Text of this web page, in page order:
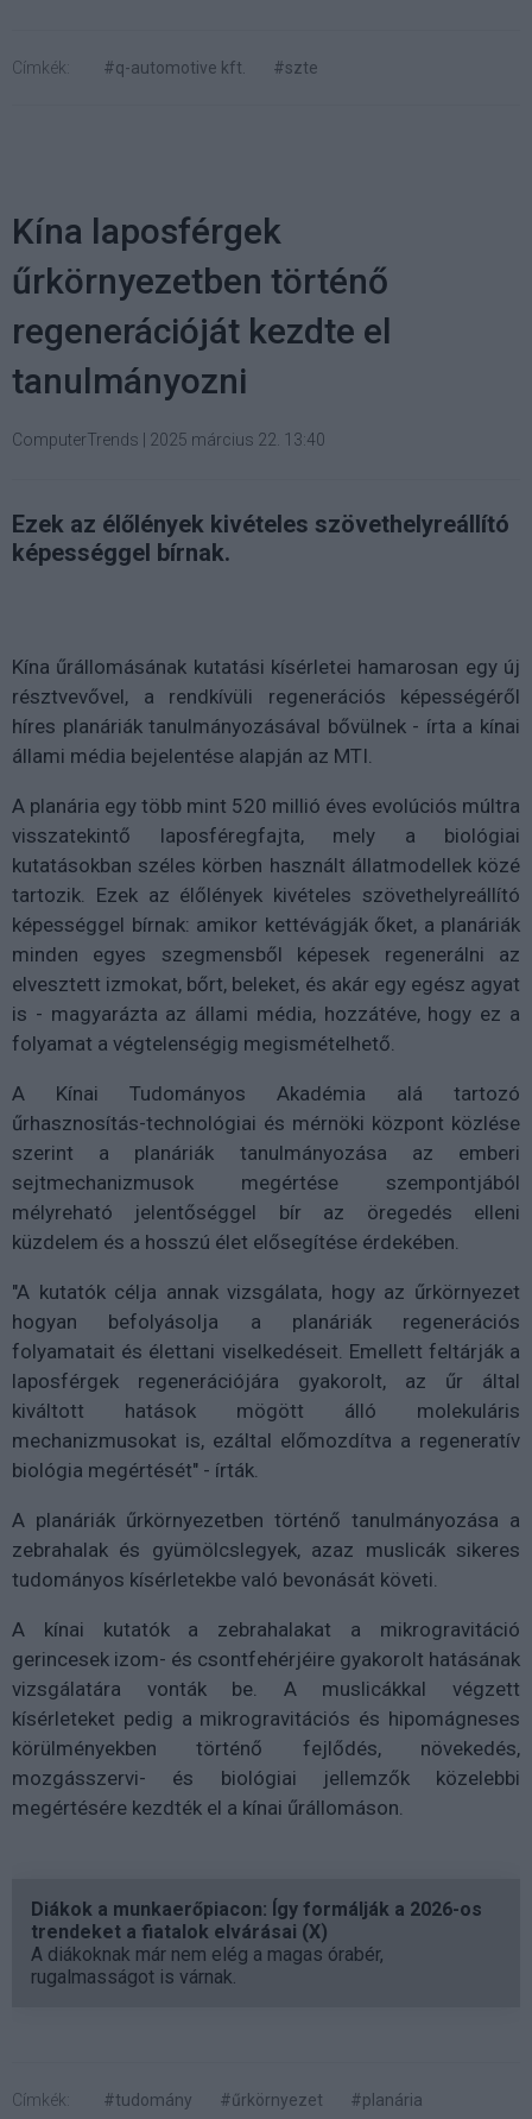
Címkék: #q-automotive kft. #szte
Kína laposférgek
űrkörnyezetben történő
regenerációját kezdte el
tanulmányozni
ComputerTrends 2025 március 22. 13:40
Ezek az élőlények kivételes szövethelyreállító
képességgel bírnak.
Kína űrállomásának kutatási kísérletei hamarosan egy új
résztvevővel, a rendkívüli regenerációs képességéről
híres planáriák tanulmányozásával bővülnek - írta a kínai
állami média bejelentése alapján az MTI.
A planária egy több mint 520 millió éves evolúciós múltra
visszatekintő laposféregfajta, mely a biológiai
kutatásokban széles körben használt állatmodellek közé
tartozik. Ezek az élőlények kivételes szövethelyreállító
képességgel bírnak: amikor kettévágják őket, a planáriák
minden egyes szegmensből képesek regenerálni az
elvesztett izmokat, bőrt, beleket, és akár egy egész agyat
is - magyarázta az állami média, hozzátéve, hogy ez a
folyamat a végtelenségig megismételhető.
A Kínai Tudományos Akadémia alá tartozó
űrhasznosítás-technológiai és mérnöki központ közlése
szerint a planáriák tanulmányozása az emberi
sejtmechanizmusok megértése szempontjából
mélyreható jelentőséggel bír az öregedés elleni
küzdelem és a hosszú élet elősegítése érdekében.
"A kutatók célja annak vizsgálata, hogy az űrkörnyezet
hogyan befolyásolja a planáriák regenerációs
folyamatait és élettani viselkedéseit. Emellett feltárják a
laposférgek regenerációjára gyakorolt, az űr által
kiváltott hatások mögött álló molekuláris
mechanizmusokat is, ezáltal előmozdítva a regeneratív
biológia megértését" - írták.
A planáriák űrkörnyezetben történő tanulmányozása a
zebrahalak és gyümölcslegyek, azaz muslicák sikeres
tudományos kísérletekbe való bevonását követi.
A kínai kutatók a zebrahalakat a mikrogravitáció
gerincesek izom- és csontfehérjéire gyakorolt hatásának
vizsgálatára vonták be. A muslicákkal végzett
kísérleteket pedig a mikrogravitációs és hipomágneses
körülményekben történő fejlődés, növekedés,
mozgásszervi- és biológiai jellemzők közelebbi
megértésére kezdték el a kínai űrállomáson.
Diákok a munkaerőpiacon: Így formálják a 2026-os
trendeket a fiatalok elvárásai (X)
A diákoknak már nem elég a magas órabér,
rugalmasságot is várnak.
Címkék: #tudomány #űrkörnyezet #planária